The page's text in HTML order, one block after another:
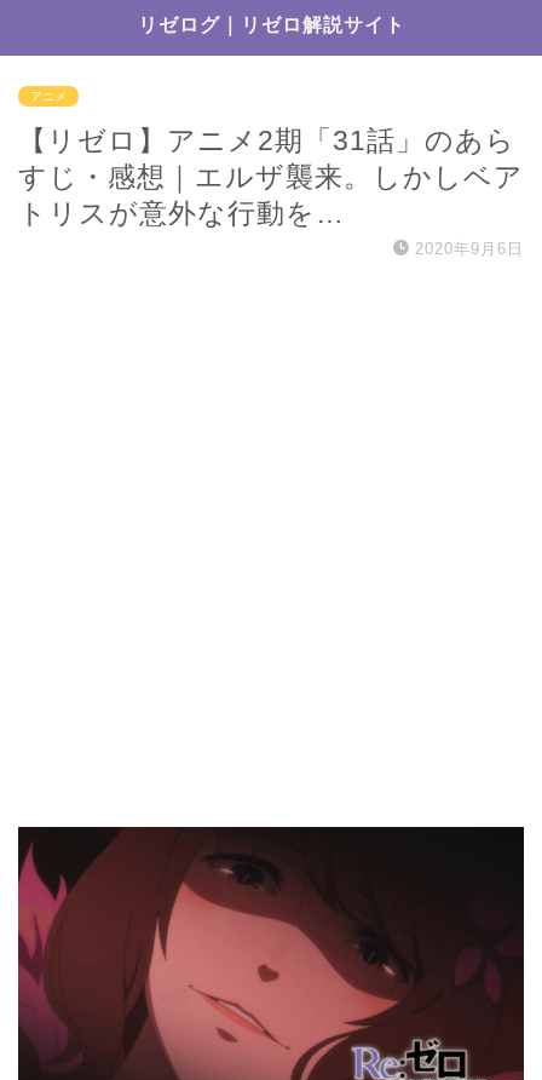
リゼログ｜リゼロ解説サイト
アニメ
【リゼロ】アニメ2期「31話」のあら
すじ・感想｜エルザ襲来。しかしベア
トリスが意外な行動を…
2020年9月6日